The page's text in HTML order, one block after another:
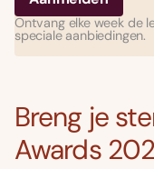
Ontvang elke week de
speciale aanbiedingen.
Breng je
Awards